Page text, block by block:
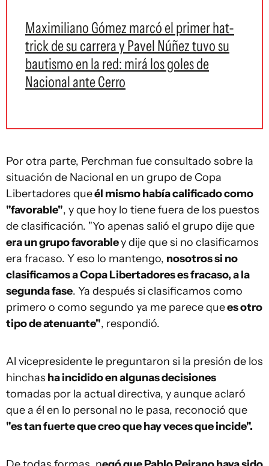
Maximiliano Gómez marcó el primer hat-
trick de su carrera y Pavel Núñez tuvo su
bautismo en la red: mirá los goles de
Nacional ante Cerro
Por otra parte, Perchman fue consultado sobre la
situación de Nacional en un grupo de Copa
Libertadores queél mismo había calificado como
"favorable", y que hoy lo tiene fuera de los puestos
de clasificación. "Yo apenas salió el grupo dije que
era un grupo favorabley dije que si no clasificamos
era fracaso. Y eso lo mantengo, nosotros si no
clasificamos a Copa Libertadores es fracaso, a la
segunda fase. Ya después si clasificamos como
primero o como segundo ya me parece quees otro
tipo de atenuante", respondió.
Al vicepresidente le preguntaron si la presión de los
hinchas ha incidido en algunas decisiones
tomadas por la actual directiva, y aunque aclaró
que a él en lo personal no le pasa, reconoció que
"es tan fuerte que creo que hay veces que incide".